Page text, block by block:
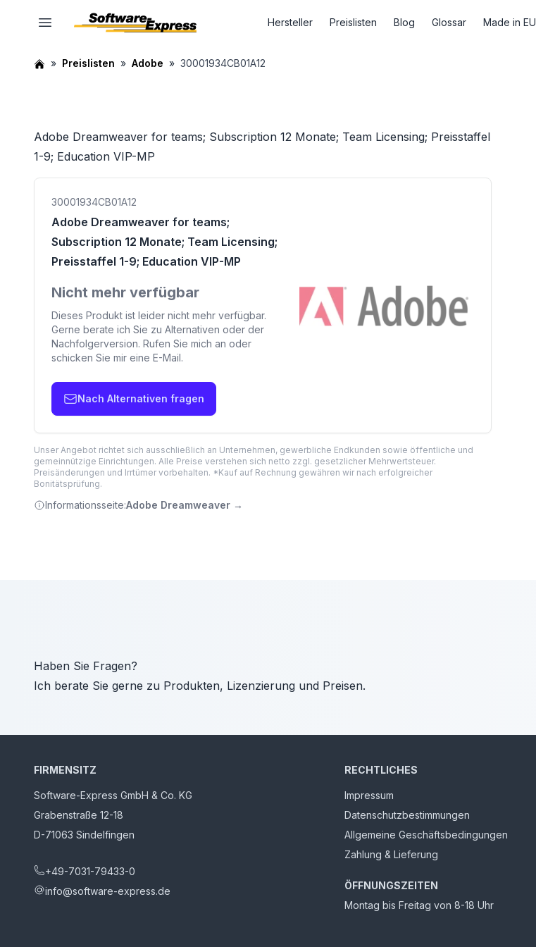
Hersteller Preislisten Blog Glossar Made in EU
Preislisten Adobe 30001934CB01A12
Adobe Dreamweaver for teams; Subscription 12 Monate; Team Licensing; Preisstaffel
1-9; Education VIP-MP
30001934CB01A12
Adobe Dreamweaver for teams;
Subscription 12 Monate; Team Licensing;
Preisstaffel 1-9; Education VIP-MP
Nicht mehr verfügbar
Dieses Produkt ist leider nicht mehr verfügbar.
Gerne berate ich Sie zu Alternativen oder der
Nachfolgerversion. Rufen Sie mich an oder
schicken Sie mir eine E-Mail.
Nach Alternativen fragen
Unser Angebot richtet sich ausschließlich an Unternehmen, gewerbliche Endkunden sowie öffentliche und
gemeinnützige Einrichtungen. Alle Preise verstehen sich netto zzgl. gesetzlicher Mehrwertsteuer.
Preisänderungen und Irrtümer vorbehalten. *Kauf auf Rechnung gewähren wir nach erfolgreicher
Bonitätsprüfung.
Informationsseite:Adobe Dreamweaver →
Haben Sie Fragen?
Ich berate Sie gerne zu Produkten, Lizenzierung und Preisen.
FIRMENSITZ
Software-Express GmbH & Co. KG
Grabenstraße 12-18
D-71063 Sindelfingen
+49-7031-79433-0
info@software-express.de
RECHTLICHES
Impressum
Datenschutzbestimmungen
Allgemeine Geschäftsbedingungen
Zahlung & Lieferung
ÖFFNUNGSZEITEN
Montag bis Freitag von 8-18 Uhr